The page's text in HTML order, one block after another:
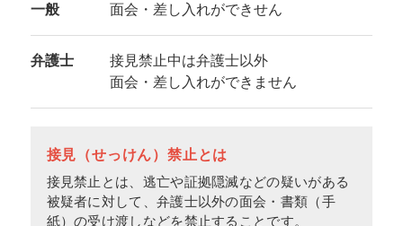
一般 面会・差し入れができせん
弁護士
接見禁止中は弁護士以外
面会・差し入れができません
接見（せっけん）禁止とは
接見禁止とは、逃亡や証拠隠滅などの疑いがある
被疑者に対して、弁護士以外の面会・書類（手
紙）の受け渡しなどを禁止することです。